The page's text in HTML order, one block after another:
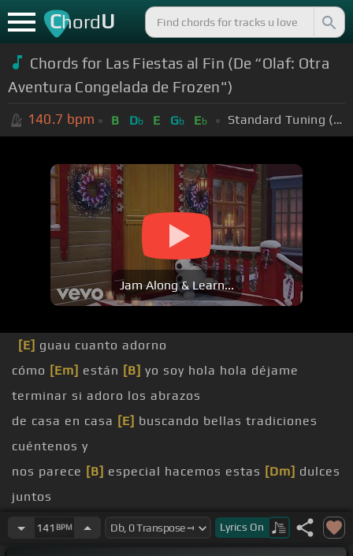
ChordU
Chords for Las Fiestas al Fin (De “Olaf: Otra
Aventura Congelada de Frozen")
140.7 bpm B Db E Gb Eb Standard Tuning (EADGBE)
Jam Along & Learn...
[E] guau cuanto adorno
cómo [Em] están [B] yo soy hola hola déjame
terminar si adoro los abrazos
de casa en casa [E] buscando bellas tradiciones
cuéntenos y
nos parece [B] especial hacemos estas [Dm] dulces
juntos
[Ab]cuánta[B]azúcar cómete una[F]cena
[G]porque lo
141 BPM Lyrics On